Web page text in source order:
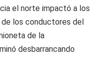
el norte impactó a los
de los conductores del
de la
desbarrancando